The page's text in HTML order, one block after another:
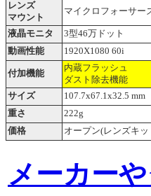
レンズ
マウント
マイクロフォーサー
液晶モニタ 3型46万ドット
動画性能
1920X1080 60i
付加機能
内蔵フラッシュ
ダスト除去機能
サイズ
107.7x67.1x32.5 mm
重さ
222g
価格
オープン(レンズキ
メーカー